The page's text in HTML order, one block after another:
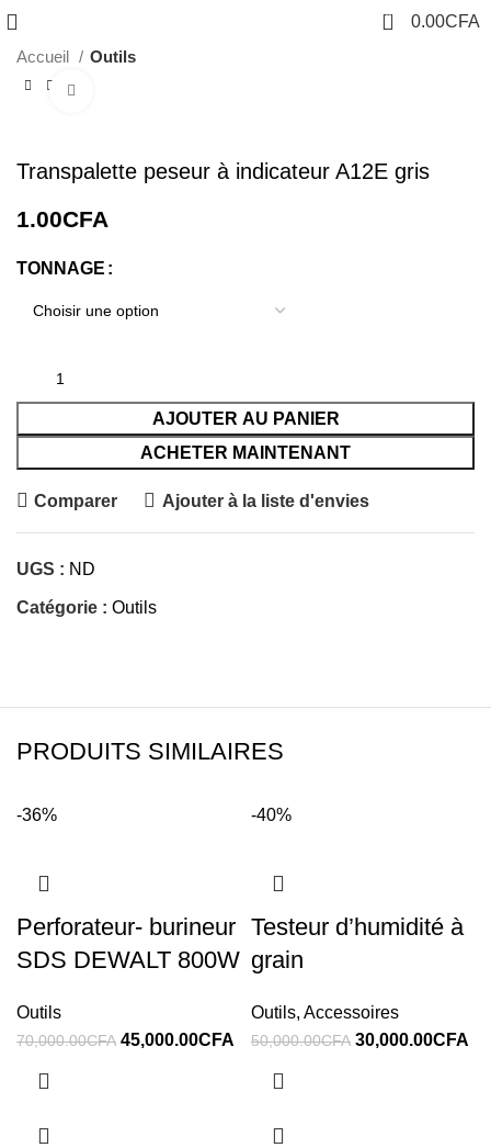
0 0.00CFA
Accueil
Outils
Transpalette peseur à indicateur A12E gris
1.00CFA
TONNAGE
AJOUTER AU PANIER
ACHETER MAINTENANT
Comparer Ajouter à la liste d'envies
UGS : ND
Catégorie : Outils
PRODUITS SIMILAIRES
-36%
Perforateur- burineur
SDS DEWALT 800W
Outils
70,000.00CFA 45,000.00CFA
-40%
Testeur d’humidité à
grain
Outils, Accessoires
50,000.00CFA 30,000.00CFA